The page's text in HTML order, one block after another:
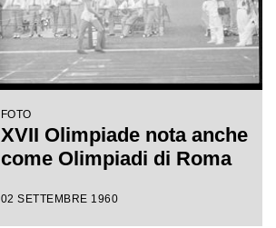
FOTO
XVII Olimpiade nota anche
come Olimpiadi di Roma
02 SETTEMBRE 1960